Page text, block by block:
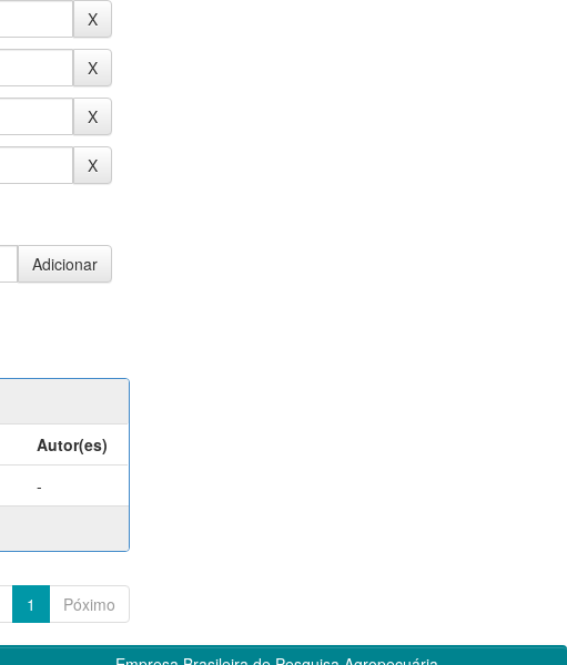
Autor(es)
-
1 Póximo